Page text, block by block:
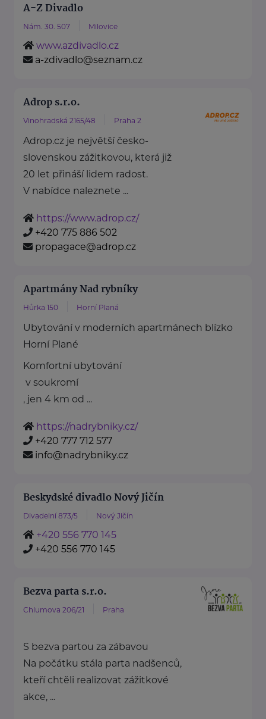
A-Z Divadlo
Nám. 30. 507 Milovice
www.azdivadlo.cz
a-zdivadlo@seznam.cz
Adrop s.r.o.
Vinohradská 2165/48 Praha 2
Adrop.cz je největší česko-
slovenskou zážitkovou, která již
20 let přináší lidem radost.
V nabídce naleznete ...
https://www.adrop.cz/
+420 775 886 502
propagace@adrop.cz
Apartmány Nad rybníky
Hůrka 150 Horní Planá
Ubytování v moderních apartmánech blízko
Horní Plané
Komfortní ubytování
v soukromí
, jen 4 km od ...
https://nadrybniky.cz/
+420 777 712 577
info@nadrybniky.cz
Beskydské divadlo Nový Jičín
Divadelní 873/5 Nový Jičín
+420 556 770 145
+420 556 770 145
Bezva parta s.r.o.
Chlumova 206/21 Praha
S bezva partou za zábavou
Na počátku stála parta nadšenců,
kteří chtěli realizovat zážitkové
akce, ...